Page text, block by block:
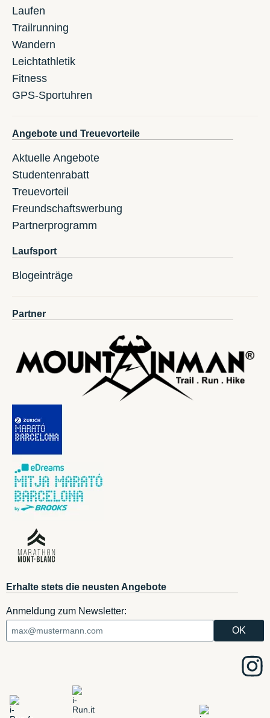
Laufen
Trailrunning
Wandern
Leichtathletik
Fitness
GPS-Sportuhren
Angebote und Treuevorteile
Aktuelle Angebote
Studentenrabatt
Treuevorteil
Freundschaftswerbung
Partnerprogramm
Laufsport
Blogeinträge
Partner
Erhalte stets die neusten Angebote
Anmeldung zum Newsletter: